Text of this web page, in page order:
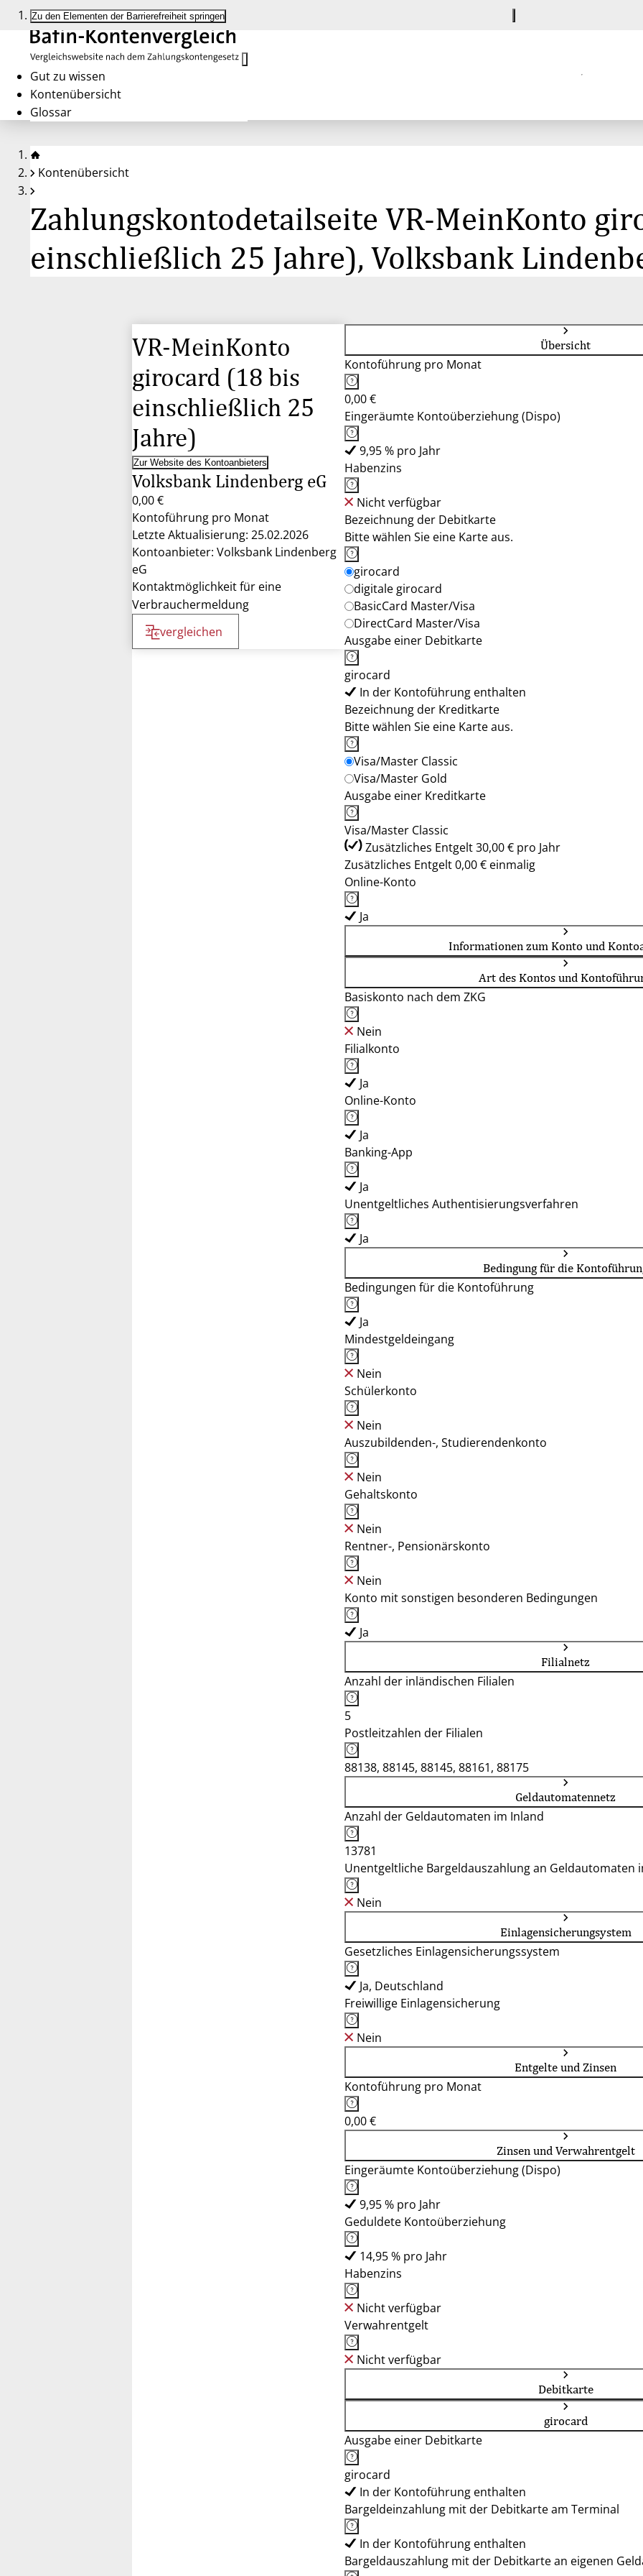
Zu den Elementen der Barrierefreiheit springen
Gut zu wissen
Kontenübersicht
Glossar
Kontenübersicht
Zahlungskontodetailseite VR-MeinKonto
einschließlich 25 Jahre), Volksbank
VR-MeinKonto
girocard (18 bis
einschließlich 25
Jahre)
Zur Website des Kontoanbieters
Volksbank Lindenberg eG
0,00 €
Kontoführung pro Monat
Letzte Aktualisierung: 25.02.2026
Kontoanbieter: Volksbank Lindenberg
eG
Kontaktmöglichkeit für eine
Verbrauchermeldung
vergleichen
Übersicht
Kontoführung pro Monat
0,00 €
Eingeräumte Kontoüberziehung (Dispo)
9,95 % pro Jahr
Habenzins
Nicht verfügbar
Bezeichnung der Debitkarte
Bitte wählen Sie eine Karte aus.
girocard
digitale girocard
BasicCard Master/Visa
DirectCard Master/Visa
Ausgabe einer Debitkarte
girocard
In der Kontoführung enthalten
Bezeichnung der Kreditkarte
Bitte wählen Sie eine Karte aus.
Visa/Master Classic
Visa/Master Gold
Ausgabe einer Kreditkarte
Visa/Master Classic
Zusätzliches Entgelt 30,00 € pro Jahr
Zusätzliches Entgelt 0,00 € einmalig
Online-Konto
Ja
Informationen zum Konto und
Art des Kontos und
Basiskonto nach dem ZKG
Nein
Filialkonto
Ja
Online-Konto
Ja
Banking-App
Ja
Unentgeltliches Authentisierungsverfahren
Ja
Bedingung für die
Bedingungen für die Kontoführung
Ja
Mindestgeldeingang
Nein
Schülerkonto
Nein
Auszubildenden-, Studierendenkonto
Nein
Gehaltskonto
Nein
Rentner-, Pensionärskonto
Nein
Konto mit sonstigen besonderen Bedingungen
Ja
Filialnetz
Anzahl der inländischen Filialen
5
Postleitzahlen der Filialen
88138, 88145, 88145, 88161, 88175
Geldautomatennetz
Anzahl der Geldautomaten im Inland
13781
Unentgeltliche Bargeldauszahlung an Geldautomaten
Nein
Einlagensicherungsystem
Gesetzliches Einlagensicherungssystem
Ja, Deutschland
Freiwillige Einlagensicherung
Nein
Entgelte und Zinsen
Kontoführung pro Monat
0,00 €
Zinsen und Verwahrentgelt
Eingeräumte Kontoüberziehung (Dispo)
9,95 % pro Jahr
Geduldete Kontoüberziehung
14,95 % pro Jahr
Habenzins
Nicht verfügbar
Verwahrentgelt
Nicht verfügbar
Debitkarte
girocard
Ausgabe einer Debitkarte
girocard
In der Kontoführung enthalten
Bargeldeinzahlung mit der Debitkarte am Terminal
In der Kontoführung enthalten
Bargeldauszahlung mit der Debitkarte an eigenen